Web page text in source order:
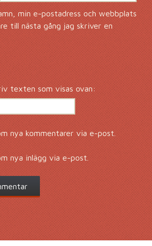
min e-postadress och webbplats
till nästa gång jag skriver en
texten som visas ovan:
nya kommentarer via e-post.
nya inlägg via e-post.